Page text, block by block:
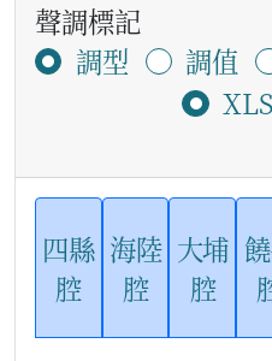
聲調標記
調型
調值
XLS
四縣
腔
海陸
腔
大埔
腔